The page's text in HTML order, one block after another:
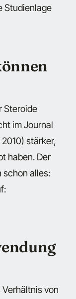
Studienlage
Steroide
im Journal
stärker,
haben. Der
schon alles:
von